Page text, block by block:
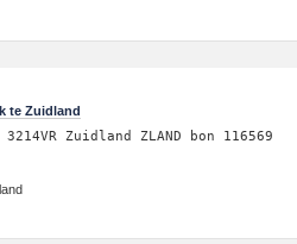
te Zuidland
Zuidland ZLAND bon 116569